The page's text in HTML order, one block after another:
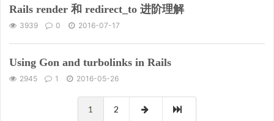
Rails render 和 redirect_to 进阶理解
3939 0 2016-07-17
Using Gon and turbolinks in Rails
2945 1 2016-05-26
1 2